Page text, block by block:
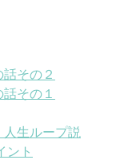
その２
その１
生ループ説
ント